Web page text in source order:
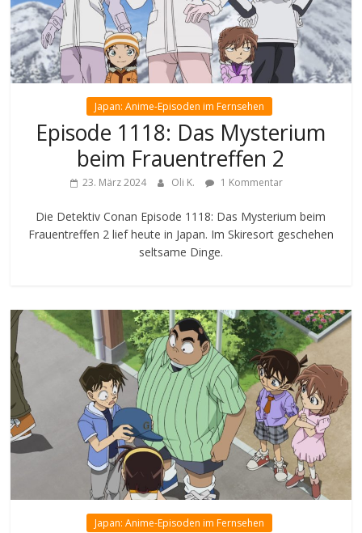
Japan: Anime-Episoden im Fernsehen
Episode 1118: Das Mysterium
beim Frauentreffen 2
23. März 2024 Oli K. 1 Kommentar
Die Detektiv Conan Episode 1118: Das Mysterium beim
Frauentreffen 2 lief heute in Japan. Im Skiresort geschehen
seltsame Dinge.
Japan: Anime-Episoden im Fernsehen